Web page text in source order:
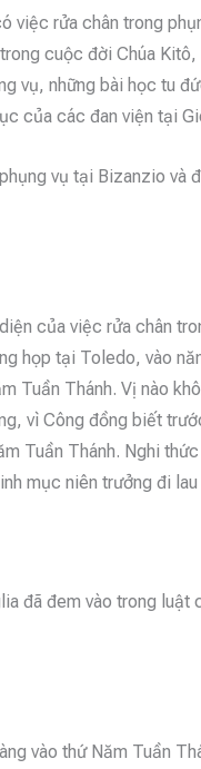
việc rửa chân trong
cuộc đời Chúa
vụ, những bài học tu
của các đan viện tại
vụ tại Bizanzio và
của việc rửa chân
họp tại Toledo, vào
Tuần Thánh. Vị nào
vì Công đồng biết
Tuần Thánh. Nghi
mục niên trưởng đi
đã đem vào trong luật
vào thứ Năm Tuần